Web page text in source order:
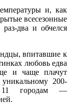
и, как
всесезонные
два и обчелся
впитавшие к
любовь едва
и чаще плачут
200-
11 городам —